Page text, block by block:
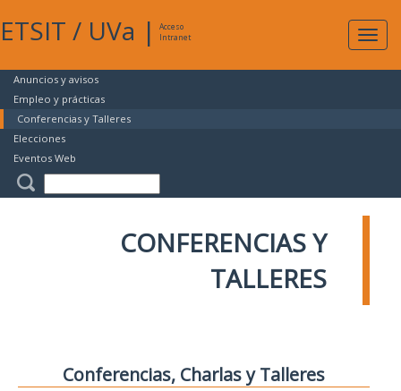
ETSIT / UVa |
Acceso
Intranet
Anuncios y avisos
Empleo y prácticas
Conferencias y Talleres
Elecciones
Eventos Web
CONFERENCIAS Y
TALLERES
Conferencias, Charlas y Talleres